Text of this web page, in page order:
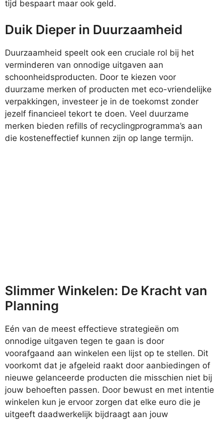
tijd bespaart maar ook geld.
Duik Dieper in Duurzaamheid
Duurzaamheid speelt ook een cruciale rol bij het
verminderen van onnodige uitgaven aan
schoonheidsproducten. Door te kiezen voor
duurzame merken of producten met eco-vriendelijke
verpakkingen, investeer je in de toekomst zonder
jezelf financieel tekort te doen. Veel duurzame
merken bieden refills of recyclingprogramma’s aan
die kosteneffectief kunnen zijn op lange termijn.
Slimmer Winkelen: De Kracht van
Planning
Eén van de meest effectieve strategieën om
onnodige uitgaven tegen te gaan is door
voorafgaand aan winkelen een lijst op te stellen. Dit
voorkomt dat je afgeleid raakt door aanbiedingen of
nieuwe gelanceerde producten die misschien niet bij
jouw behoeften passen. Door bewust en met intentie
winkelen kun je ervoor zorgen dat elke euro die je
uitgeeft daadwerkelijk bijdraagt aan jouw